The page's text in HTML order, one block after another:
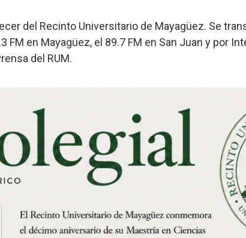
del Recinto Universitario de Mayagüez. Se
FM en Mayagüez, el 89.7 FM en San Juan y por
del RUM.